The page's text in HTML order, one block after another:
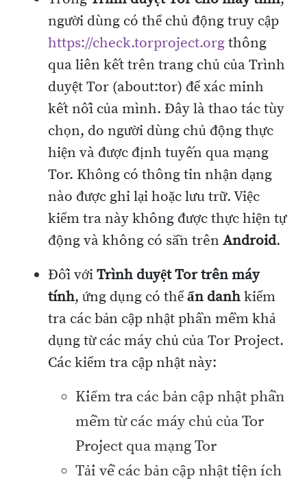
người dùng có thể chủ động truy cập
https://check.torproject.orgthông
qua liên kết trên trang chủ của Trình
duyệt Tor (about:tor) để xác minh
kết nối của mình. Đây là thao tác tùy
chọn, do người dùng chủ động thực
hiện và được định tuyến qua mạng
Tor. Không có thông tin nhận dạng
nào được ghi lại hoặc lưu trữ. Việc
kiểm tra này không được thực hiện tự
động và không có sẵn trên Android.
Đối vớiTrình duyệt Tor trên máy
tính, ứng dụng có thểẩn danhkiểm
tra các bản cập nhật phần mềm khả
dụng từ các máy chủ của Tor Project.
Các kiểm tra cập nhật này:
Kiểm tra các bản cập nhật phần
mềm từ các máy chủ của Tor
Project qua mạng Tor
Tải về các bản cập nhật tiện ích